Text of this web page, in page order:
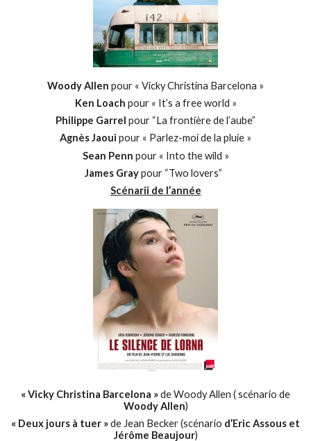
Woody Allen pour « Vicky Christina Barcelona »
Ken Loach pour « It’s a free world »
Philippe Garrel pour “La frontière de l’aube”
Agnès Jaoui pour « Parlez-moi de la pluie »
Sean Penn pour « Into the wild »
James Graypour “Two lovers”
Scénarii de l’année
« Vicky Christina Barcelona »de Woody Allen ( scénario de
Woody Allen)
« Deux jours à tuer »de Jean Becker (scénario d’Eric Assous et
Jérôme Beaujour)